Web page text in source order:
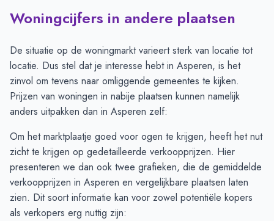
Woningcijfers in andere plaatsen
De situatie op de woningmarkt varieert sterk van locatie tot
locatie. Dus stel dat je interesse hebt in Asperen, is het
zinvol om tevens naar omliggende gemeentes te kijken.
Prijzen van woningen in nabije plaatsen kunnen namelijk
anders uitpakken dan in Asperen zelf:
Om het marktplaatje goed voor ogen te krijgen, heeft het nut
zicht te krijgen op gedetailleerde verkoopprijzen. Hier
presenteren we dan ook twee grafieken, die de gemiddelde
verkoopprijzen in Asperen en vergelijkbare plaatsen laten
zien. Dit soort informatie kan voor zowel potentiële kopers
als verkopers erg nuttig zijn: